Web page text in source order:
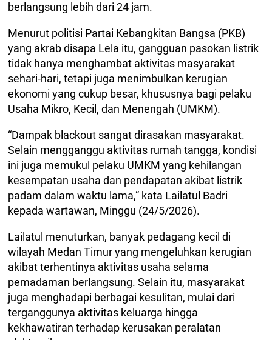
berlangsung lebih dari 24 jam.
Menurut politisi Partai Kebangkitan Bangsa (PKB)
yang akrab disapa Lela itu, gangguan pasokan listrik
tidak hanya menghambat aktivitas masyarakat
sehari-hari, tetapi juga menimbulkan kerugian
ekonomi yang cukup besar, khususnya bagi pelaku
Usaha Mikro, Kecil, dan Menengah (UMKM).
“Dampak blackout sangat dirasakan masyarakat.
Selain mengganggu aktivitas rumah tangga, kondisi
ini juga memukul pelaku UMKM yang kehilangan
kesempatan usaha dan pendapatan akibat listrik
padam dalam waktu lama,” kata Lailatul Badri
kepada wartawan, Minggu (24/5/2026).
Lailatul menuturkan, banyak pedagang kecil di
wilayah Medan Timur yang mengeluhkan kerugian
akibat terhentinya aktivitas usaha selama
pemadaman berlangsung. Selain itu, masyarakat
juga menghadapi berbagai kesulitan, mulai dari
terganggunya aktivitas keluarga hingga
kekhawatiran terhadap kerusakan peralatan